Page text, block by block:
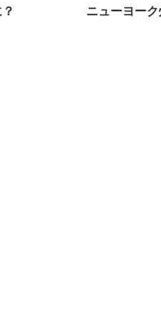
ニューヨー